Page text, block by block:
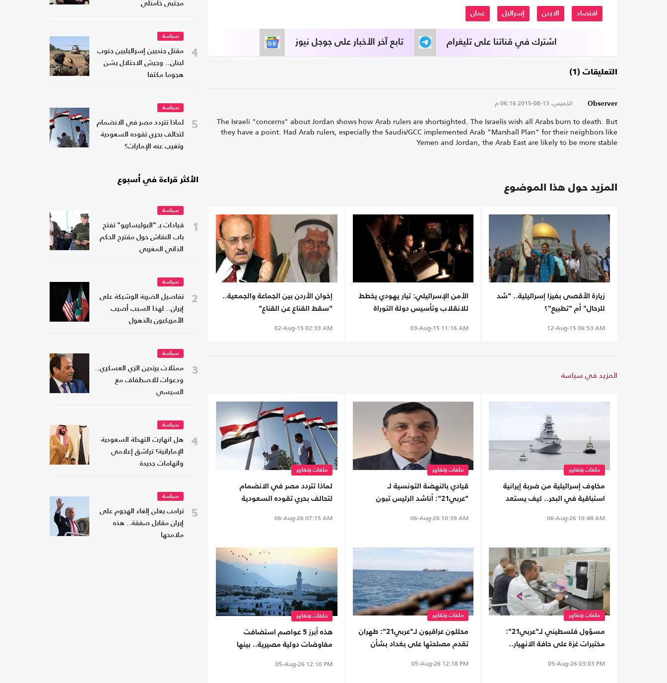
اقتصاد الاردن إسرائيل عمان
تابع آخر الأخبار على جوجل نيوز اشترك في قناتنا على تليغرام
التعليقات (1)
Observer الخميس، 13-08-2015 06:16 م
The Israeli "concerns" about Jordan shows how Arab rulers are shortsighted. The Israelis wish all Arabs burn to death. But
they have a point. Had Arab rulers, especially the Saudis/GCC implemented Arab "Marshall Plan" for their neighbors like
Yemen and Jordan, the Arab East are likely to be more stable
المزيد حول هذا الموضوع
زيارة الأقصى بفيزا إسرائيلية.. "شد
للرحال" أم "تطبيع"؟
12-Aug-15 06:53 AM
الأمن الإسرائيلي: تيار يهودي يخطط
للانقلاب وتأسيس دولة التوراة
03-Aug-15 11:16 AM
إخوان الأردن بين الجماعة والجمعية..
"سقط القناع عن القناع"
02-Aug-15 02:33 AM
المزيد في سياسة
ملفات وتقارير
مخاوف إسرائيلية من ضربة إيرانية
استباقية في البحر.. كيف يستعد
06-Aug-26 10:48 AM
ملفات وتقارير
قيادي بالنهضة التونسية لـ
"عربي21": أناشد الرئيس تبون
06-Aug-26 10:39 AM
ملفات وتقارير
لماذا تتردد مصر في الانضمام
لتحالف بحري تقوده السعودية
06-Aug-26 07:15 AM
ملفات وتقارير
مسؤول فلسطيني لـ"عربي21":
مختبرات غزة على حافة الانهيار..
05-Aug-26 03:03 PM
ملفات وتقارير
محللون عراقيون لـ"عربي21": طهران
تقدم مصلحتها على بغداد بشأن
05-Aug-26 12:18 PM
ملفات وتقارير
هذه أبرز 5 عواصم استضافت
مفاوضات دولية مصيرية.. بينها
05-Aug-26 12:10 PM
مجتبى خامنئي
4
سياسة
مقتل جنديين إسرائيليين جنوب
لبنان.. وجيش الاحتلال يشن
هجوما مكثفا
5
سياسة
لماذا تتردد مصر في الانضمام
لتحالف بحري تقوده السعودية
وتغيب عنه الإمارات؟
الأكثر قراءة في أسبوع
1
سياسة
قيادات بـ "البوليساريو" تفتح
باب النقاش حول مقترح الحكم
الذاتي المغربي
2
سياسة
تفاصيل الضربة الوشيكة على
إيران.. لهذا السبب أصيب
الأمريكيون بالذهول
3
سياسة
ممثلات يرتدين الزي العسكري..
ودعوات للاصطفاف مع
السيسي
4
سياسة
هل انهارت التهدئة السعودية
الإماراتية؟ تراشق إعلامي
واتهامات جديدة
5
سياسة
ترامب يعلن إلغاء الهجوم على
إيران مقابل صفقة.. هذه
ملامحها